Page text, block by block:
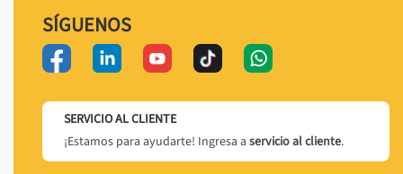
SÍGUENOS
SERVICIO AL CLIENTE
¡Estamos para ayudarte! Ingresa a servicio al cliente.